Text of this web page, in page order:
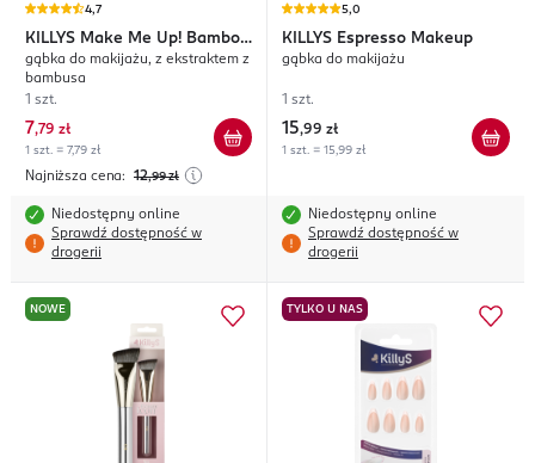
4,7
KILLYS Make Me Up! Bamboo
Collection
gąbka do makijażu, z ekstraktem z
bambusa
1 szt.
7,79 zł
1 szt. = 7,79 zł
Najniższa cena: 12,99 zł
Niedostępny online
Sprawdź dostępność w
drogerii
5,0
KILLYS Espresso Makeup
gąbka do makijażu
1 szt.
15,99 zł
1 szt. = 15,99 zł
Niedostępny online
Sprawdź dostępność w
drogerii
NOWE TYLKO U NAS